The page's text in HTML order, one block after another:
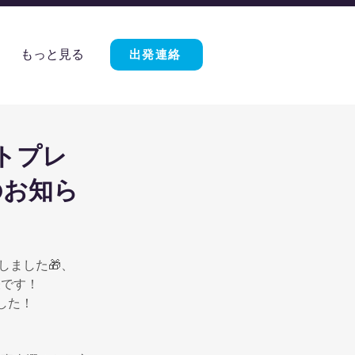
もっと見る 出発連絡
プレ
知ら
した🎁、
す！
！